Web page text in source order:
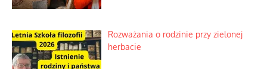
Rozważania o rodzinie przy zielonej
herbacie